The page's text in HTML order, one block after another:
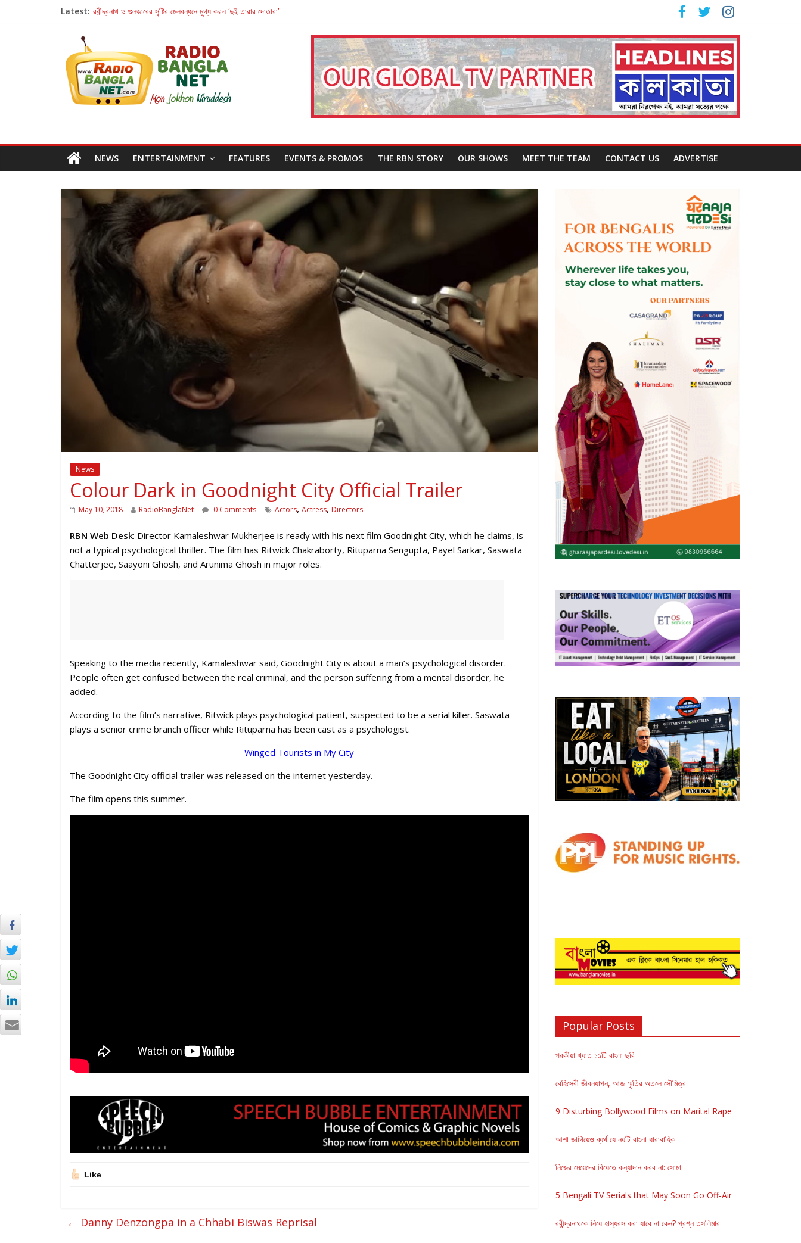
Latest: রবীন্দ্রনাথ ও গুলজারের সৃষ্টির মেলবন্ধনে মুগ্ধ করল ‘দুই তারার দোতারা’
Retribution: A Thought-Provoking Short Film That Challenges Our Understanding of Justice
হাওয়া বদলের টলিউডে ‘তুমি এলে তাই’
NEWS ENTERTAINMENT FEATURES EVENTS & PROMOS THE RBN STORY OUR SHOWS MEET THE TEAM CONTACT US ADVERTISE
News
Colour Dark in Goodnight City Official Trailer
May 10, 2018 RadioBanglaNet 0 Comments Actors, Actress, Directors
RBN Web Desk: Director Kamaleshwar Mukherjee is ready with his next film Goodnight City, which he claims, is
not a typical psychological thriller. The film has Ritwick Chakraborty, Rituparna Sengupta, Payel Sarkar, Saswata
Chatterjee, Saayoni Ghosh, and Arunima Ghosh in major roles.
Speaking to the media recently, Kamaleshwar said, Goodnight City is about a man’s psychological disorder.
People often get confused between the real criminal, and the person suffering from a mental disorder, he
added.
According to the film’s narrative, Ritwick plays psychological patient, suspected to be a serial killer. Saswata
plays a senior crime branch officer while Rituparna has been cast as a psychologist.
Winged Tourists in My City
The Goodnight City official trailer was released on the internet yesterday.
The film opens this summer.
Like
← Danny Denzongpa in a Chhabi Biswas Reprisal
Popular Posts
পরকীয়া খ্যাত ১১টি বাংলা ছবি
বেহিসেবী জীবনযাপন, আজ স্মৃতির অতলে সৌমিত্র
9 Disturbing Bollywood Films on Marital Rape
আশা জাগিয়েও ব্যর্থ যে নয়টি বাংলা ধারাবাহিক
নিজের মেয়েদের বিয়েতে কন্যাদান করব না: সোমা
5 Bengali TV Serials that May Soon Go Off-Air
রবীন্দ্রনাথকে নিয়ে হাস্যরস করা যাবে না কেন? প্রশ্ন তসলিমার